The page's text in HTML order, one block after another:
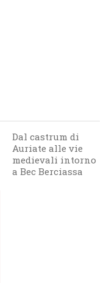
Dal castrum di
Auriate alle vie
medievali intorno
a Bec Berciassa